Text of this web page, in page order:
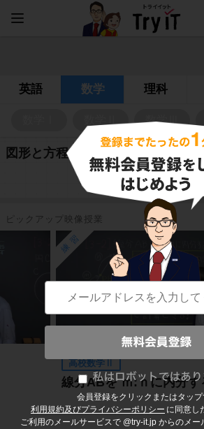
会員登録をクリックまたはタップ
利用規約及びプライバシーポリシー に同意し
ご利用のメールサービスで @try-it.jp からのメー
英語 数学 理科
数学Ⅲ
図形と方程式の問題
ピックアップ映像授業
練習
線分ABを ｍ:ｎに内分す
高校数学Ⅱ